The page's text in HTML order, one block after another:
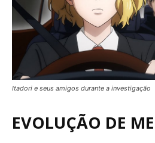
Itadori e seus amigos durante a investigação
EVOLUÇÃO DE ME